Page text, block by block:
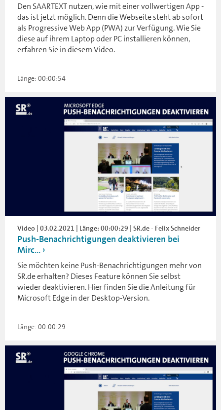
Den SAARTEXT nutzen, wie mit einer vollwertigen App -
das ist jetzt möglich. Denn die Webseite steht ab sofort
als Progressive Web App (PWA) zur Verfügung. Wie Sie
diese auf ihrem Laptop oder PC installieren können,
erfahren Sie in diesem Video.
Länge: 00:00:54
Video | 03.02.2021 | Länge: 00:00:29 | SR.de - Felix Schneider
Push-Benachrichtigungen deaktivieren bei
Mirc...
Sie möchten keine Push-Benachrichtigungen mehr von
SR.de erhalten? Dieses Feature können Sie selbst
wieder deaktivieren. Hier finden Sie die Anleitung für
Microsoft Edge in der Desktop-Version.
Länge: 00:00:29